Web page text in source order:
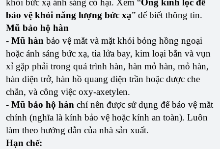
khỏi bức xạ ánh sáng có hại. Xem “Ống kính lọc để
bảo vệ khỏi năng lượng bức xạ” để biết thông tin.
Mũ bảo hộ hàn
- Mũ hàn bảo vệ mắt và mặt khỏi bỏng hồng ngoại
hoặc ánh sáng bức xạ, tia lửa bay, kim loại bắn và vụn
xỉ gặp phải trong quá trình hàn, hàn mỏ hàn, mỏ hàn,
hàn điện trở, hàn hồ quang điện trần hoặc được che
chắn, và công việc oxy-axetylen.
- Mũ bảo hộ hàn chỉ nên được sử dụng để bảo vệ mắt
chính (nghĩa là kính bảo vệ hoặc kính an toàn). Luôn
làm theo hướng dẫn của nhà sản xuất.
Hạn chế: